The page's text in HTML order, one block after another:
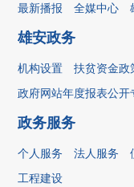
最新播报 全媒中心
雄安政务
机构设置 扶贫资金政
政府网站年度报表公开
政务服务
个人服务 法人服务
工程建设